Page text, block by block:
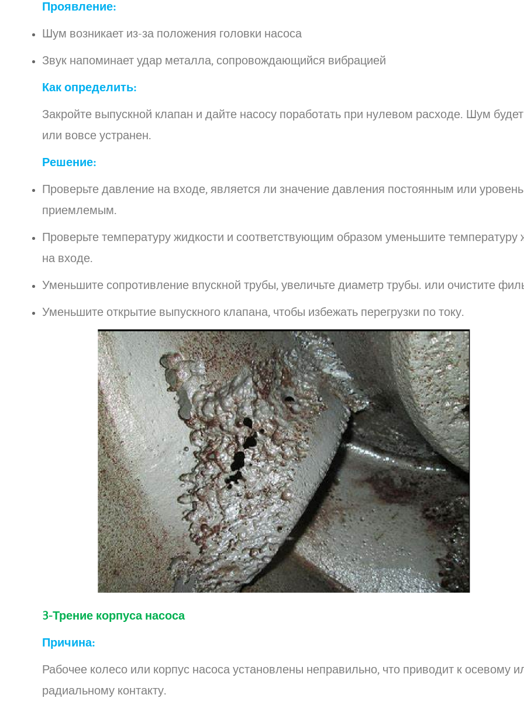
Проявление:
Шум возникает из-за положения головки насоса
Звук напоминает удар металла, сопровождающийся вибрацией
Как определить:
Закройте выпускной клапан и дайте насосу поработать при нулевом расходе. Шум
или вовсе устранен.
Решение:
Проверьте давление на входе, является ли значение давления постоянным или
приемлемым.
Проверьте температуру жидкости и соответствующим образом уменьшите температуру
на входе.
Уменьшите сопротивление впускной трубы, увеличьте диаметр трубы. или очистите
Уменьшите открытие выпускного клапана, чтобы избежать перегрузки по току.
3-Трение корпуса насоса
Причина:
Рабочее колесо или корпус насоса установлены неправильно, что приводит к осевому
радиальному контакту.